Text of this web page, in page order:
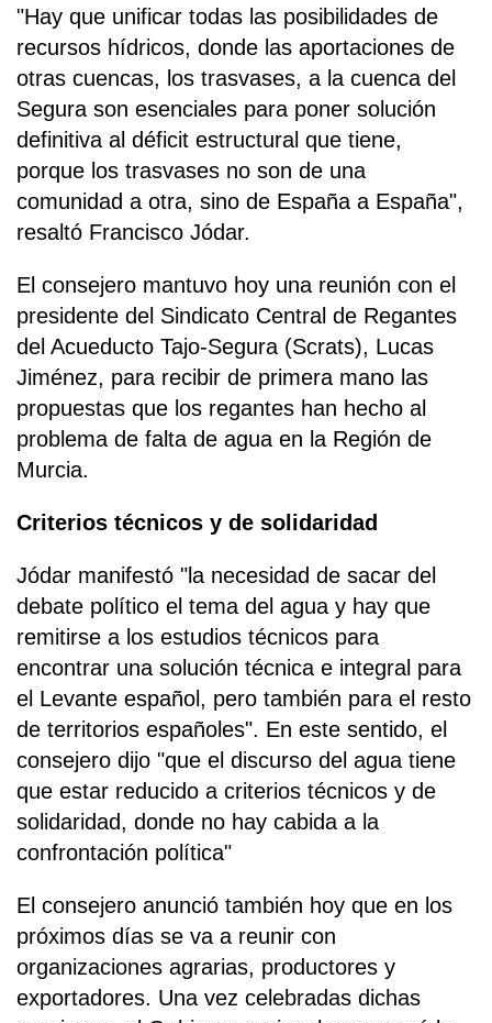
"Hay que unificar todas las posibilidades de
recursos hídricos, donde las aportaciones de
otras cuencas, los trasvases, a la cuenca del
Segura son esenciales para poner solución
definitiva al déficit estructural que tiene,
porque los trasvases no son de una
comunidad a otra, sino de España a España",
resaltó Francisco Jódar.
El consejero mantuvo hoy una reunión con el
presidente del Sindicato Central de Regantes
del Acueducto Tajo-Segura (Scrats), Lucas
Jiménez, para recibir de primera mano las
propuestas que los regantes han hecho al
problema de falta de agua en la Región de
Murcia.
Criterios técnicos y de solidaridad
Jódar manifestó "la necesidad de sacar del
debate político el tema del agua y hay que
remitirse a los estudios técnicos para
encontrar una solución técnica e integral para
el Levante español, pero también para el resto
de territorios españoles". En este sentido, el
consejero dijo "que el discurso del agua tiene
que estar reducido a criterios técnicos y de
solidaridad, donde no hay cabida a la
confrontación política"
El consejero anunció también hoy que en los
próximos días se va a reunir con
organizaciones agrarias, productores y
exportadores. Una vez celebradas dichas